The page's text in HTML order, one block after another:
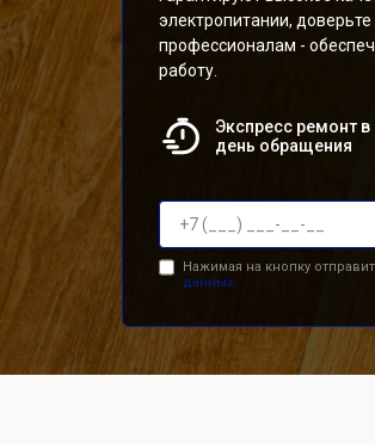
электропитании,
профессионалам -
работу.
Экспресс ремонт в
день обращения
Нажимая на кнопку
данных.